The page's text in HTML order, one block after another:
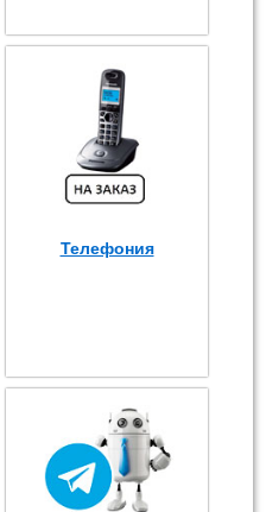
Телефония